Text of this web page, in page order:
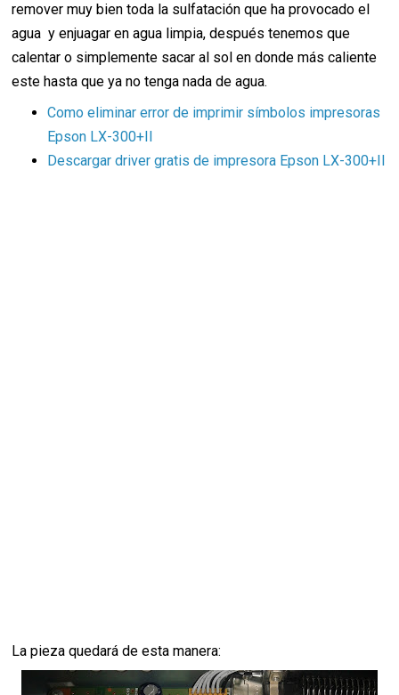
remover muy bien toda la sulfatación que ha provocado el
agua y enjuagar en agua limpia, después tenemos que
calentar o simplemente sacar al sol en donde más caliente
este hasta que ya no tenga nada de agua.
Como eliminar error de imprimir símbolos impresoras
Epson LX-300+II
Descargar driver gratis de impresora Epson LX-300+II
La pieza quedará de esta manera: